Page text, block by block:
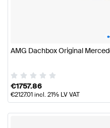
•
AMG Dachbox Original
€1757.86
€2127.01incl. 21% LV VAT